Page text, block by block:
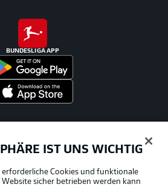
BUNDESLIGA APP
IST UNS WICHTIG
Cookies und funktionale
sicher betrieben werden kann